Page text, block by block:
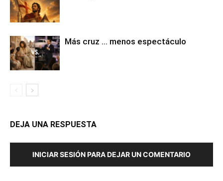
Más cruz … menos espectáculo
DEJA UNA RESPUESTA
INICIAR SESIÓN PARA DEJAR UN COMENTARIO